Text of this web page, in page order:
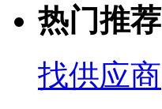
热门推荐
找供应商